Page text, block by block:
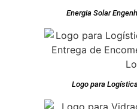
Energia Solar
Logo para